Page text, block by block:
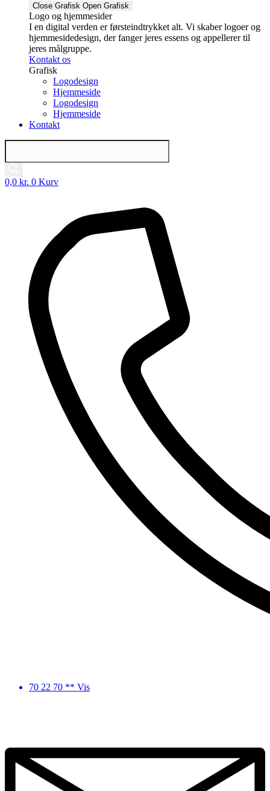
Close Grafisk Open Grafisk
Logo og hjemmesider
I en digital verden er førsteindtrykket alt. Vi skaber logoer og
hjemmesidedesign, der fanger jeres essens og appellerer til
jeres målgruppe.
Kontakt os
Grafisk
Logodesign
Hjemmeside
Logodesign
Hjemmeside
Kontakt
Products
0,0 kr. 0 Kurv
70 22 70 ** Vis